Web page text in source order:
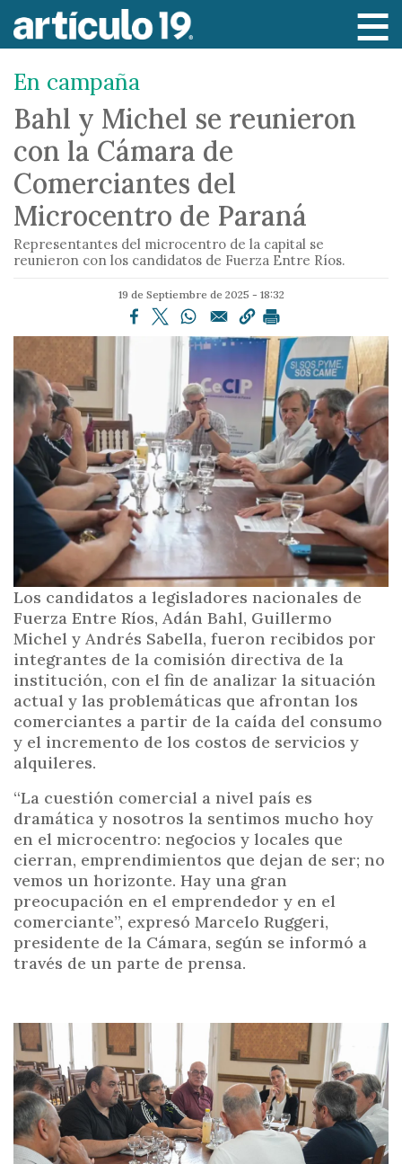
a
c
o
n
e
i
o
r
i
n
c
i
p
a
l
En campaña
Bahl y Michel se reunieron
con la Cámara de
Comerciantes del
Microcentro de Paraná
Representantes del microcentro de la capital se
reunieron con los candidatos de Fuerza Entre Ríos.
19 de Septiembre de 2025 - 18:32
Los candidatos a legisladores nacionales de
Fuerza Entre Ríos, Adán Bahl, Guillermo
Michel y Andrés Sabella, fueron recibidos por
integrantes de la comisión directiva de la
institución, con el fin de analizar la situación
actual y las problemáticas que afrontan los
comerciantes a partir de la caída del consumo
y el incremento de los costos de servicios y
alquileres.
“La cuestión comercial a nivel país es
dramática y nosotros la sentimos mucho hoy
en el microcentro: negocios y locales que
cierran, emprendimientos que dejan de ser; no
vemos un horizonte. Hay una gran
preocupación en el emprendedor y en el
comerciante”, expresó Marcelo Ruggeri,
presidente de la Cámara, según se informó a
través de un parte de prensa.